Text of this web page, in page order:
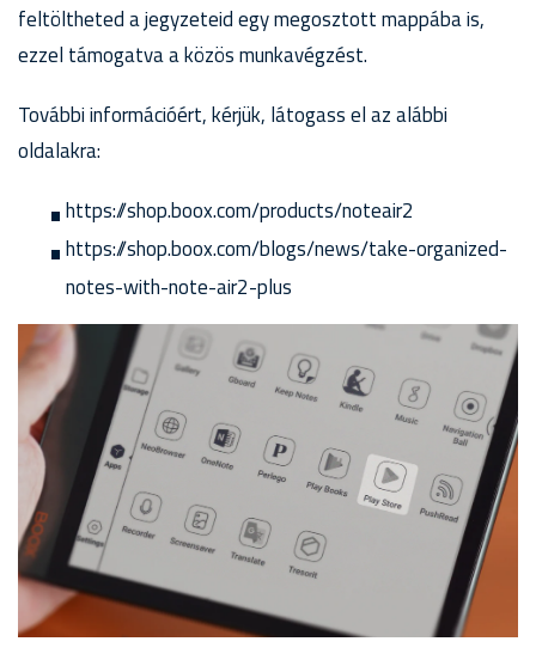
feltöltheted a jegyzeteid egy megosztott mappába is,
ezzel támogatva a közös munkavégzést.
További információért, kérjük, látogass el az alábbi
oldalakra:
https://shop.boox.com/products/noteair2
https://shop.boox.com/blogs/news/take-organized-
notes-with-note-air2-plus